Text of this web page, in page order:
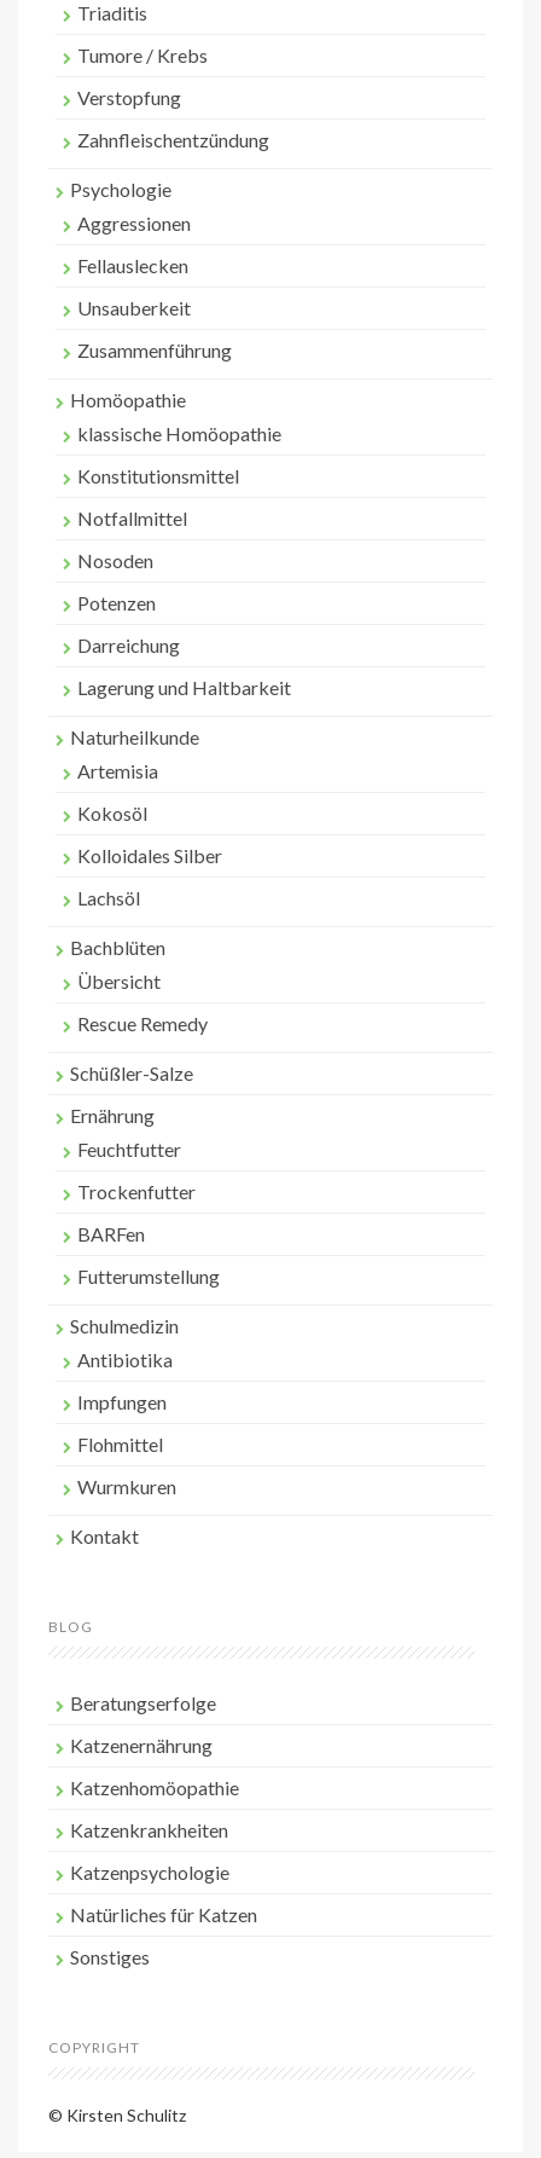
Triaditis
Tumore / Krebs
Verstopfung
Zahnfleischentzündung
Psychologie
Aggressionen
Fellauslecken
Unsauberkeit
Zusammenführung
Homöopathie
klassische Homöopathie
Konstitutionsmittel
Notfallmittel
Nosoden
Potenzen
Darreichung
Lagerung und Haltbarkeit
Naturheilkunde
Artemisia
Kokosöl
Kolloidales Silber
Lachsöl
Bachblüten
Übersicht
Rescue Remedy
Schüßler-Salze
Ernährung
Feuchtfutter
Trockenfutter
BARFen
Futterumstellung
Schulmedizin
Antibiotika
Impfungen
Flohmittel
Wurmkuren
Kontakt
BLOG
Beratungserfolge
Katzenernährung
Katzenhomöopathie
Katzenkrankheiten
Katzenpsychologie
Natürliches für Katzen
Sonstiges
COPYRIGHT
© Kirsten Schulitz